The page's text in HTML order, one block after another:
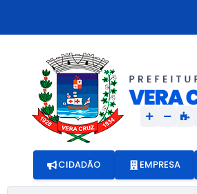
CIDADÃO EMPRESA